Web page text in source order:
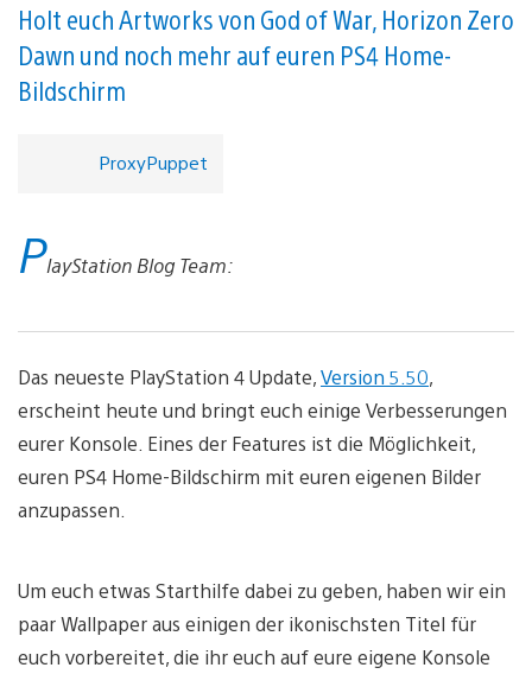
Holt euch Artworks von God of War, Horizon Zero
Dawn und noch mehr auf euren PS4 Home-
Bildschirm
ProxyPuppet
PlayStation Blog Team:
Das neueste PlayStation 4 Update,Version 5.50,
erscheint heute und bringt euch einige Verbesserungen
eurer Konsole. Eines der Features ist die Möglichkeit,
euren PS4 Home-Bildschirm mit euren eigenen Bilder
anzupassen.
Um euch etwas Starthilfe dabei zu geben, haben wir ein
paar Wallpaper aus einigen der ikonischsten Titel für
euch vorbereitet, die ihr euch auf eure eigene Konsole